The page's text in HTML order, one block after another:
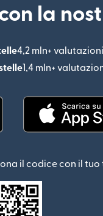
la
4,2 mln+ valutazioni
1,4 mln+
il codice con il